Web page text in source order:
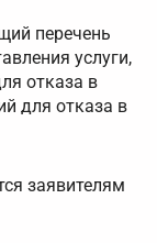
перечень
услуги,
отказа в
для отказа в
заявителям